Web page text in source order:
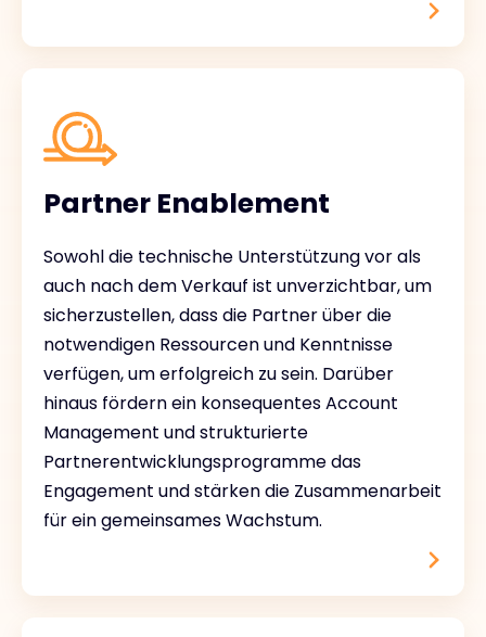
Partner Enablement
Sowohl die technische Unterstützung vor als
auch nach dem Verkauf ist unverzichtbar, um
sicherzustellen, dass die Partner über die
notwendigen Ressourcen und Kenntnisse
verfügen, um erfolgreich zu sein. Darüber
hinaus fördern ein konsequentes Account
Management und strukturierte
Partnerentwicklungsprogramme das
Engagement und stärken die Zusammenarbeit
für ein gemeinsames Wachstum.